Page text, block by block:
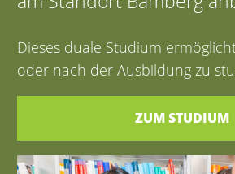
Dieses duale Studium
oder nach der Ausbildung zu
ZUM STUDIUM